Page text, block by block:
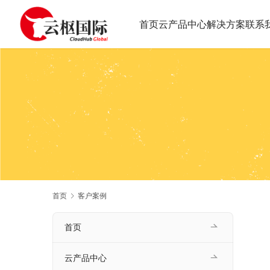
首页云产品中心解决方案联系
首页 客户案例
首页
云产品中心